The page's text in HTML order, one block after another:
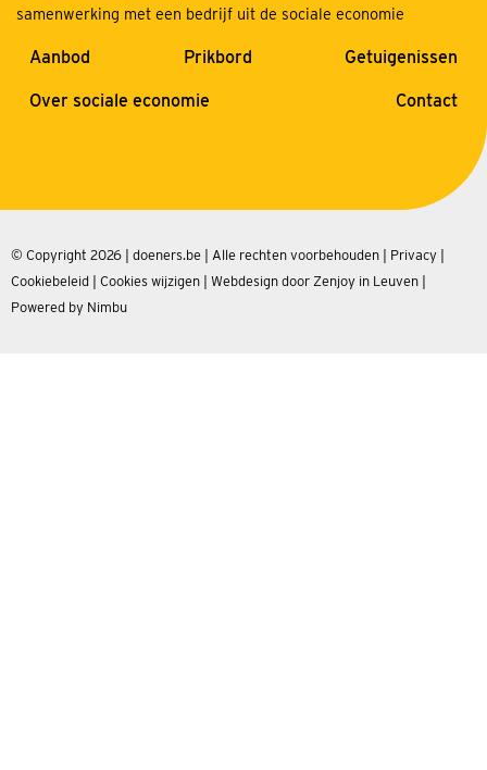
samenwerking met een bedrijf uit de sociale economie
Aanbod Prikbord Getuigenissen
Over sociale economie Contact
© Copyright 2026 | doeners.be | Alle rechten voorbehouden | Privacy
Cookiebeleid
Cookies wijzigen Webdesign door Zenjoy in Leuven
Powered by Nimbu